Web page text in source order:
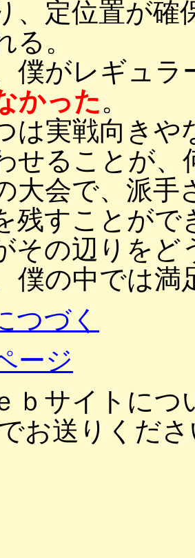
、定位置が確
る。
僕がレギュラ
かった。
は実戦向きや
せることが、
大会で、派手
残すことがで
その辺りをど
僕の中では満
つづく
ージ
ｂサイトにつ
お送りくだ